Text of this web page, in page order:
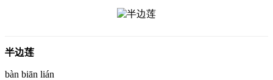
半边莲
bàn biān lián